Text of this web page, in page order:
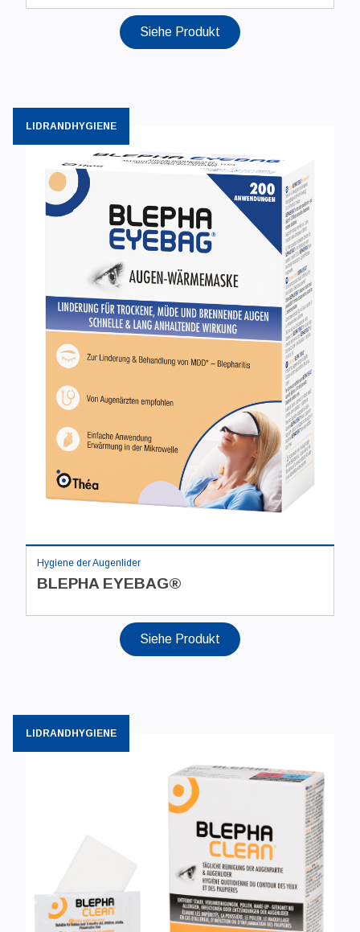
Siehe Produkt
LIDRANDHYGIENE
Hygiene der Augenlider
BLEPHA EYEBAG®
Siehe Produkt
LIDRANDHYGIENE